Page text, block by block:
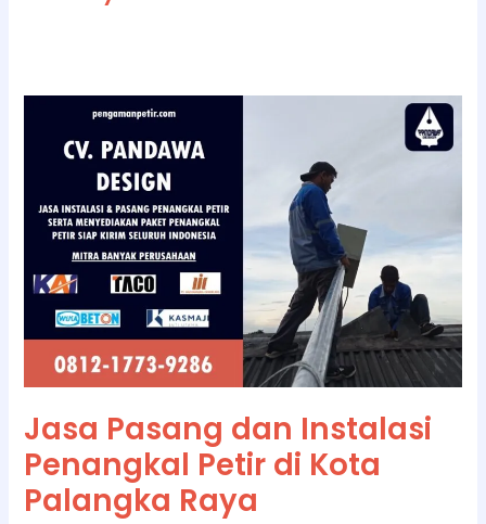
Jasa Pasang dan Instalasi
Penangkal Petir di Kota
Palangka Raya
Pasang
Penangkal
di
Kota
Palangka
Raya